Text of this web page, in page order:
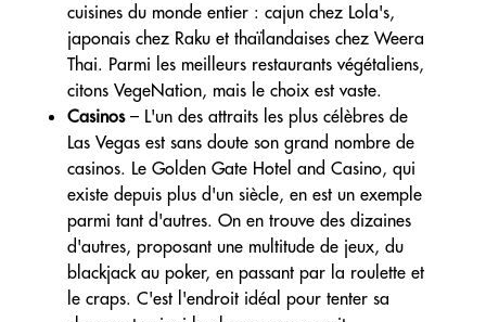
cuisines du monde entier : cajun chez Lola's,
japonais chez Raku et thaïlandaises chez Weera
Thai. Parmi les meilleurs restaurants végétaliens,
citons VegeNation, mais le choix est vaste.
Casinos– L'un des attraits les plus célèbres de
Las Vegas est sans doute son grand nombre de
casinos. Le Golden Gate Hotel and Casino, qui
existe depuis plus d'un siècle, en est un exemple
parmi tant d'autres. On en trouve des dizaines
d'autres, proposant une multitude de jeux, du
blackjack au poker, en passant par la roulette et
le craps. C'est l'endroit idéal pour tenter sa